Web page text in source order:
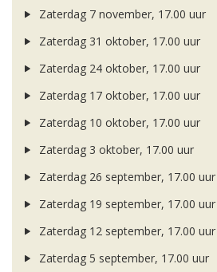
Zaterdag 7 november, 17.00 uur
Zaterdag 31 oktober, 17.00 uur
Zaterdag 24 oktober, 17.00 uur
Zaterdag 17 oktober, 17.00 uur
Zaterdag 10 oktober, 17.00 uur
Zaterdag 3 oktober, 17.00 uur
Zaterdag 26 september, 17.00 uur
Zaterdag 19 september, 17.00 uur
Zaterdag 12 september, 17.00 uur
Zaterdag 5 september, 17.00 uur